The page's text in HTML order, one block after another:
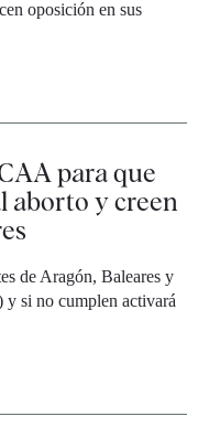
oposición en sus
para que
aborto y creen
de Aragón, Baleares y
si no cumplen activará